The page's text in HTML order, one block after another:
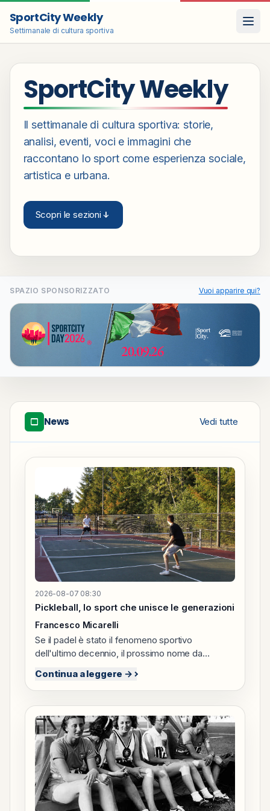
SportCity Weekly
Settimanale di cultura sportiva
SportCity Weekly
Il settimanale di cultura sportiva: storie,
analisi, eventi, voci e immagini che
raccontano lo sport come esperienza sociale,
artistica e urbana.
Scopri le sezioni
SPAZIO SPONSORIZZATO Vuoi apparire qui?
News Vedi tutte
2026-08-07 08:30
Pickleball, lo sport che unisce le generazioni
Francesco Micarelli
Se il padel è stato il fenomeno sportivo
dell'ultimo decennio, il prossimo nome da
anni fa era una curiosità confinata a qualche
circolo americano, oggi riempie impianti, attira
investimenti e conquista un pubblico
sorprendentemente trasversale. Non è soltanto
una nuova disciplina di racchetta: è un modo
diverso di vivere lo sport, meno ossessionato
dalla prestazione e molto più orientato alla
partecipazione. La sua storia è singolare. Nato
negli Stati Uniti negli anni Sessanta quasi per
gioco, il pickleball è rimasto a lungo una pratica di
Continua a leggere →